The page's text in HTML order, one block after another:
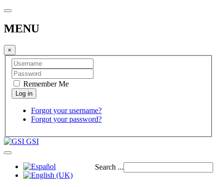
MENU
×
Remember Me
Forgot your username?
Forgot your password?
GSI
Search ...